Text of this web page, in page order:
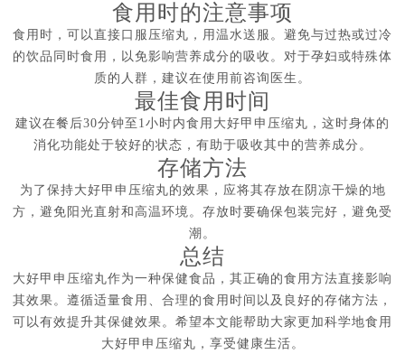
食用时的注意事项
食用时，可以直接口服压缩丸，用温水送服。避免与过热或过冷
的饮品同时食用，以免影响营养成分的吸收。对于孕妇或特殊体
质的人群，建议在使用前咨询医生。
最佳食用时间
建议在餐后30分钟至1小时内食用大好甲申压缩丸，这时身体的
消化功能处于较好的状态，有助于吸收其中的营养成分。
存储方法
为了保持大好甲申压缩丸的效果，应将其存放在阴凉干燥的地
方，避免阳光直射和高温环境。存放时要确保包装完好，避免受
潮。
总结
大好甲申压缩丸作为一种保健食品，其正确的食用方法直接影响
其效果。遵循适量食用、合理的食用时间以及良好的存储方法，
可以有效提升其保健效果。希望本文能帮助大家更加科学地食用
大好甲申压缩丸，享受健康生活。